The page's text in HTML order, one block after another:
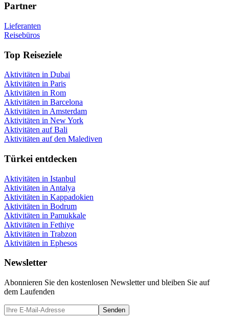
Partner
Lieferanten
Reisebüros
Top Reiseziele
Aktivitäten in Dubai
Aktivitäten in Paris
Aktivitäten in Rom
Aktivitäten in Barcelona
Aktivitäten in Amsterdam
Aktivitäten in New York
Aktivitäten auf Bali
Aktivitäten auf den Malediven
Türkei entdecken
Aktivitäten in Istanbul
Aktivitäten in Antalya
Aktivitäten in Kappadokien
Aktivitäten in Bodrum
Aktivitäten in Pamukkale
Aktivitäten in Fethiye
Aktivitäten in Trabzon
Aktivitäten in Ephesos
Newsletter
Abonnieren Sie den kostenlosen Newsletter und bleiben Sie auf
dem Laufenden
Senden